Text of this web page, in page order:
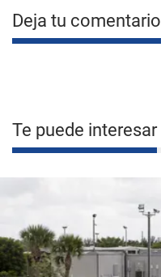
Deja tu comentario
Te puede interesar